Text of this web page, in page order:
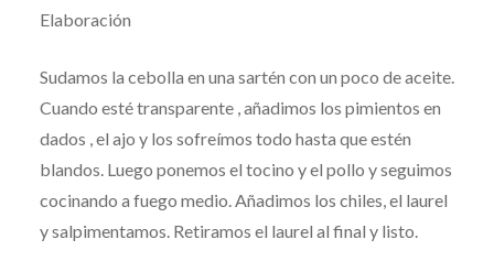
Elaboración
Sudamos la cebolla en una sartén con un poco de aceite.
Cuando esté transparente , añadimos los pimientos en
dados , el ajo y los sofreímos todo hasta que estén
blandos. Luego ponemos el tocino y el pollo y seguimos
cocinando a fuego medio. Añadimos los chiles, el laurel
y salpimentamos. Retiramos el laurel al final y listo.